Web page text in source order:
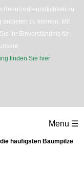
Benutzerfreundlichkeit zu
anbieten zu können. Mit
Ihr Einverständnis für
finden Sie hier.
Menu ☰
häufigsten Baumpilze